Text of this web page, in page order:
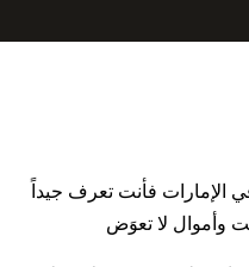
الإمارات فأنت تعرف جيداً
وأموال لا تعوَض